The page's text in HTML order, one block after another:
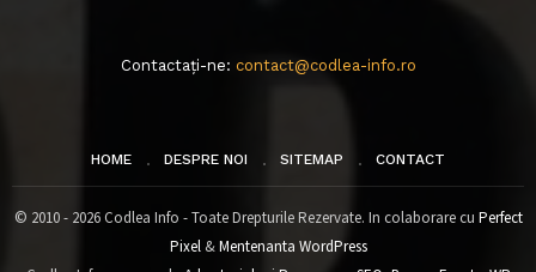
Contactați-ne: contact@codlea-info.ro
HOME DESPRE NOI SITEMAP CONTACT
© 2010 - 2026 Codlea Info - Toate Drepturile Rezervate. In colaborare cu Perfect
Pixel&Mentenanta WordPress